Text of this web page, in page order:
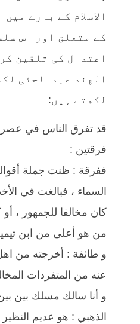
الاسلام کے بارے
کے متعلق اور اس
اعتدال کی تلقین
الهند عبدالحئی
لکھتے ہیں:
قد تفرق الناس في
فرقتين :
ففرقة : ظنت جملة
السماء ، فبالغت في
كان مخالفا للجمهور ،
من هو أعلى من ابن
و طائفة : أخرجته من
عنه من المتفردات
و أنا سالك مسلك بين
الذهبي : هو عديم